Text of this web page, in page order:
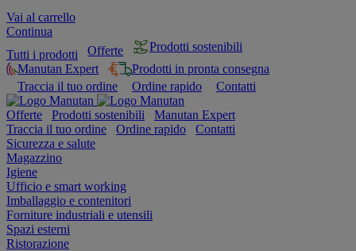
Vai al carrello
Continua
Tutti i prodotti
Offerte
Prodotti sostenibili
Manutan Expert
Prodotti in pronta consegna
Traccia il tuo ordine
Ordine rapido Contatti
Offerte Prodotti sostenibili
Manutan Expert
Traccia il tuo ordine
Ordine rapido
Contatti
Sicurezza e salute
Magazzino
Igiene
Ufficio e smart working
Imballaggio e contenitori
Forniture industriali e utensili
Spazi esterni
Ristorazione